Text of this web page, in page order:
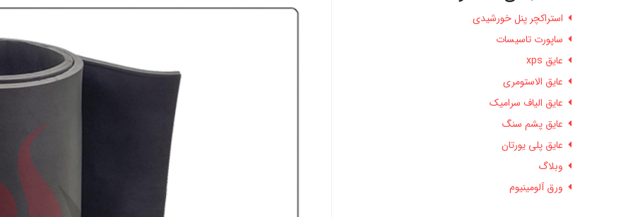
استراکچر پنل خورشیدی
ساپورت تاسیسات
عایق xps
عایق الاستومری
عایق الیاف سرامیک
عایق پشم سنگ
عایق پلی یورتان
وبلاگ
ورق آلومینیوم